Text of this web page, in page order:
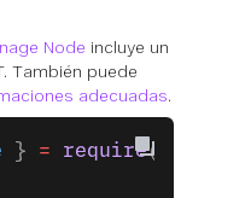
Node incluye un
También puede
adecuadas.
} = require(